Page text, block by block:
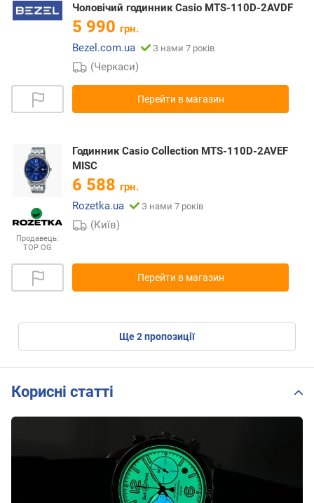
Чоловічий годинник Casio MTS-110D-2AVDF
5 990 грн.
Bezel.com.ua
З нами 7 років
(Черкаси)
Перейти в магазин
Продавець:
TOP OG
Годинник Casio Collection MTS-110D-2AVEF
MISC
6 588 грн.
Rozetka.ua
З нами 7 років
(Київ)
Перейти в магазин
ще2пропозиції
Корисні статті